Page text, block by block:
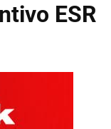
ESR